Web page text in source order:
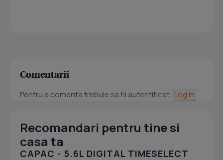
Comentarii
Pentru a comenta trebuie sa fii autentificat. Log in
Recomandari pentru tine si
casa ta
CAPAC - 5.6L DIGITAL TIMESELECT